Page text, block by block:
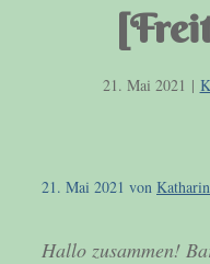
21. Mai 2021 |
21. Mai 2021 von
Hallo zusammen!